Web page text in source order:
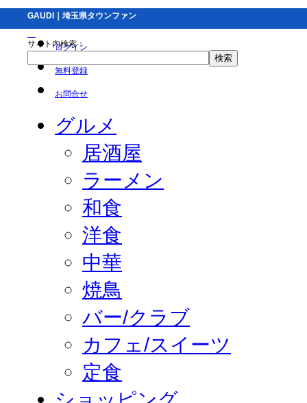
GAUDI｜埼玉県タウンファン
ログイン
無料登録
お問合せ
サイト内検索：
グルメ
居酒屋
ラーメン
和食
洋食
中華
焼鳥
バー/クラブ
カフェ/スイーツ
定食